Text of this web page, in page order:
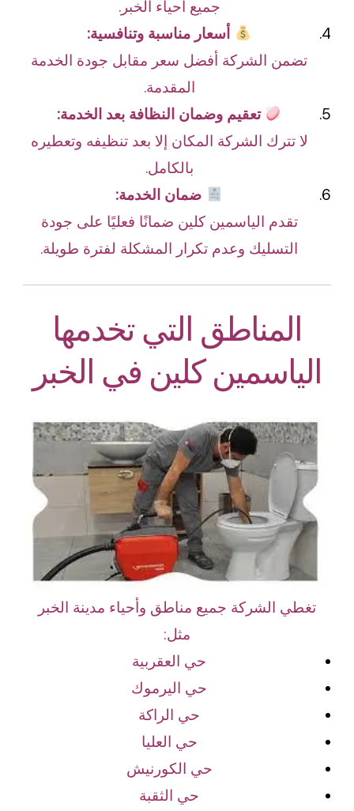
جميع أحياء الخبر.
أسعار مناسبة وتنافسية:
تضمن الشركة أفضل سعر مقابل جودة الخدمة
المقدمة.
تعقيم وضمان النظافة بعد الخدمة:
لا تترك الشركة المكان إلا بعد تنظيفه وتعطيره
بالكامل.
ضمان الخدمة:
تقدم الياسمين كلين ضمانًا فعليًا على جودة
التسليك وعدم تكرار المشكلة لفترة طويلة.
المناطق التي تخدمها
الياسمين كلين في الخبر
تغطي الشركة جميع مناطق وأحياء مدينة الخبر
مثل:
حي العقربية
حي اليرموك
حي الراكة
حي العليا
حي الكورنيش
حي الثقبة